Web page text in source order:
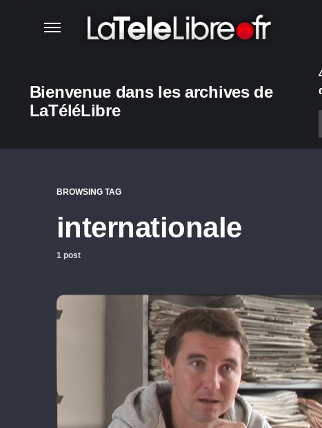
Bienvenue dans les archives de
LaTéléLibre
BROWSING TAG
internationale
1 post